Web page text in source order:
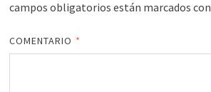
campos obligatorios están marcados con
COMENTARIO *